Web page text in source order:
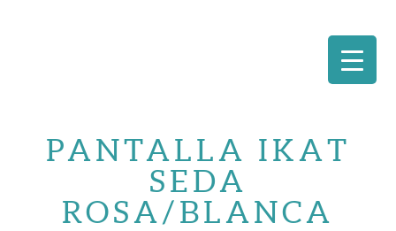
PANTALLA IKAT
SEDA
ROSA/BLANCA